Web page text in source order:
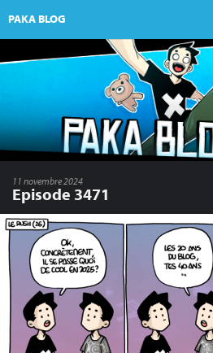
PAKA BLOG
11 novembre 2024
Episode 3471